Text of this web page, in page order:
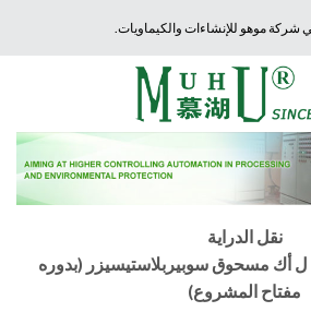
شركة موهو للإنشاءات والكيماويات.
نقل الدراية
أك مسحوق سوبيربلاستيسيزر (بدوره
مفتاح المشروع)